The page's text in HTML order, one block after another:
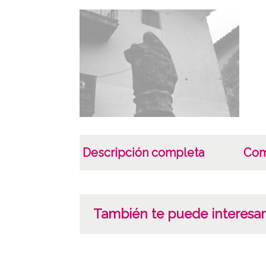
Descripción completa
También te puede interesar